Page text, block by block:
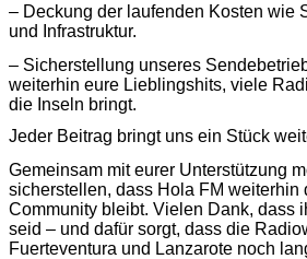
– Deckung der laufenden Kosten wie
und Infrastruktur.
– Sicherstellung unseres
weiterhin eure Lieblingshits, viele
die Inseln bringt.
Jeder Beitrag bringt uns ein Stück
Gemeinsam mit eurer Unterstützung
sicherstellen, dass Hola FM weiterhin
Community bleibt. Vielen Dank, dass
seid – und dafür sorgt, dass die
Fuerteventura und Lanzarote noch